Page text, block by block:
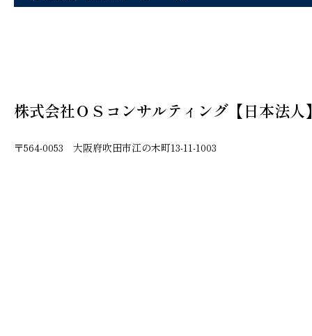
株式会社ＯＳコンサルティング【日本法人
〒564-0053 大阪府吹田市江の木町13-11-1003